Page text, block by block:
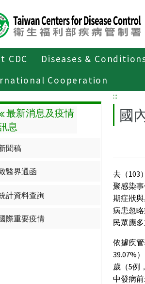
CDC Diseases &
Cooperation
傳染病與防疫專題
最新消息及疫情
息
聞稿
醫界通函
計資料查詢
際重要疫情
:::
國
去（103
聚感染
期症狀
病患忽
民眾應
依據疾
39.07%
歲（5例
中發病